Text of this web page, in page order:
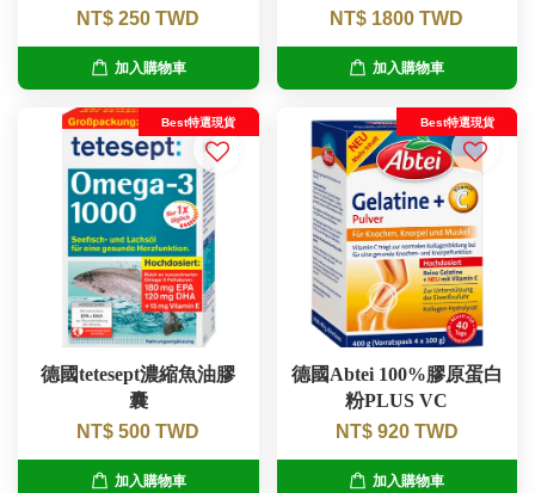
NT$ 250 TWD
加入購物車
NT$ 1800 TWD
加入購物車
Best特選現貨
德國tetesept濃縮魚油膠
囊
NT$ 500 TWD
加入購物車
Best特選現貨
德國Abtei 100%膠原蛋白
粉PLUS VC
NT$ 920 TWD
加入購物車